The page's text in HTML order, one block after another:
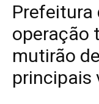
Prefeitura
operação
mutirão
principais